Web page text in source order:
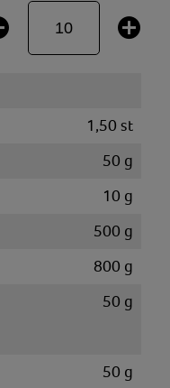
1,50 st
50 g
10 g
500 g
800 g
50 g
50 g